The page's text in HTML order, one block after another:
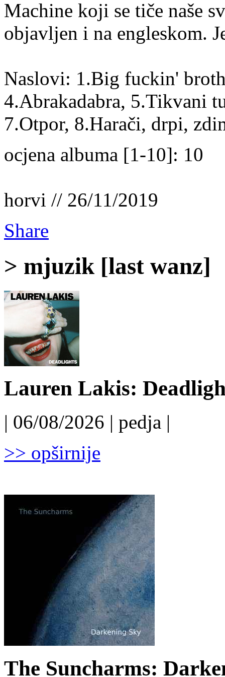
Machine koji se tiče naše
objavljen i na engleskom.
Naslovi: 1.Big fuckin'
4.Abrakadabra, 5.Tikvani
7.Otpor, 8.Harači, drpi,
ocjena albuma [1-10]: 10
horvi // 26/11/2019
Share
> mjuzik [last wanz]
Lauren Lakis:
| 06/08/2026 | pedja |
>> opširnije
The Suncharms: